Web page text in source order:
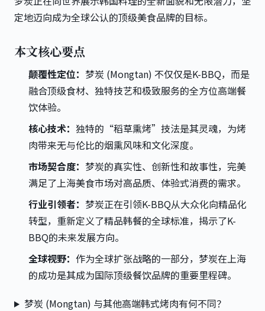
定地迈向成为全球公认的顶级美食品牌的目标。
本文核心要点
颠覆性定位： 梦炭 (Mongtan) 不仅仅是K-BBQ，而是
融合顶级食材、独特技艺和极致服务的全方位高端餐
饮体验。
核心技术： 独特的“稻草熏烤”技法是其灵魂，为烤
肉带来无与伦比的烟熏风味和文化深度。
市场契合度： 梦炭的真实性、创新性和故事性，完美
满足了上海美食市场对高品质、体验式消费的需求。
行业引领者： 梦炭正在引领K-BBQ从大众化向精品化
转型，重新定义了精品韩餐的全球标准，揭示了K-
BBQ的未来发展方向。
全球视野： 作为全球扩张战略的一部分，梦炭在上海
的成功是其成为国际顶级餐饮品牌的重要里程碑。
梦炭 (Mongtan) 与其他高端韩式烤肉有何不同？